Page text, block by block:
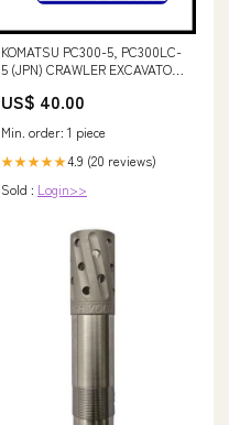
KOMATSU PC300-5, PC300LC-
5 (JPN) CRAWLER EXCAVATOR
AND MAINTENANE MANUAL -
6497 6499 Tractors Operator
Maintenance Manual PDf
Instant Download
US$ 40.00
Min. order: 1 piece
★★★★★4.9 (20 reviews)
Sold : Login>>